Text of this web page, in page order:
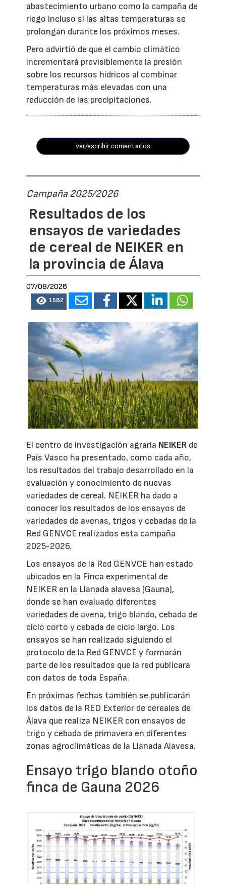
abastecimiento urbano como la campaña de
riego incluso si las altas temperaturas se
prolongan durante los próximos meses.
Pero advirtió de que el cambio climático
incrementará previsiblemente la presión
sobre los recursos hídricos al combinar
temperaturas más elevadas con una
reducción de las precipitaciones.
ver/escribir comentarios
Campaña 2025/2026
Resultados de los
ensayos de variedades
de cereal de NEIKER en
la provincia de Álava
07/08/2026
1582
El centro de investigación agraria NEIKER de
País Vasco ha presentado, como cada año,
los resultados del trabajo desarrollado en la
evaluación y conocimiento de nuevas
variedades de cereal. NEIKER ha dado a
conocer los resultados de los ensayos de
variedades de avenas, trigos y cebadas de la
Red GENVCE realizados esta campaña
2025-2026.
Los ensayos de la Red GENVCE han estado
ubicados en la Finca experimental de
NEIKER en la Llanada alavesa (Gauna),
donde se han evaluado diferentes
variedades de avena, trigo blando, cebada de
ciclo corto y cebada de ciclo largo. Los
ensayos se han realizado siguiendo el
protocolo de la Red GENVCE y formarán
parte de los resultados que la red publicara
con datos de toda España.
En próximas fechas también se publicarán
los datos de la RED Exterior de cereales de
Álava que realiza NEIKER con ensayos de
trigo y cebada de primavera en diferentes
zonas agroclimáticas de la Llanada Alavesa.
Ensayo trigo blando otoño
finca de Gauna 2026